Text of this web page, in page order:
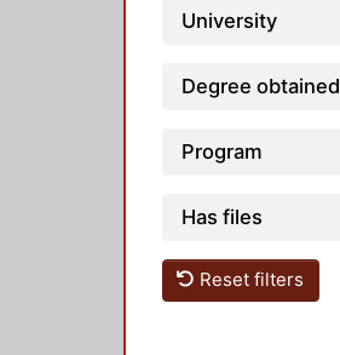
University
Degree obtained
Program
Has files
Reset filters